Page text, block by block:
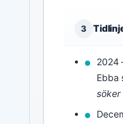
3
2024
Ebba
söker